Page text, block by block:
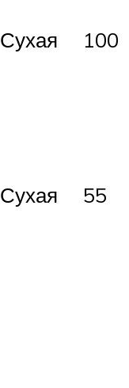
Сухая 100
Сухая 55